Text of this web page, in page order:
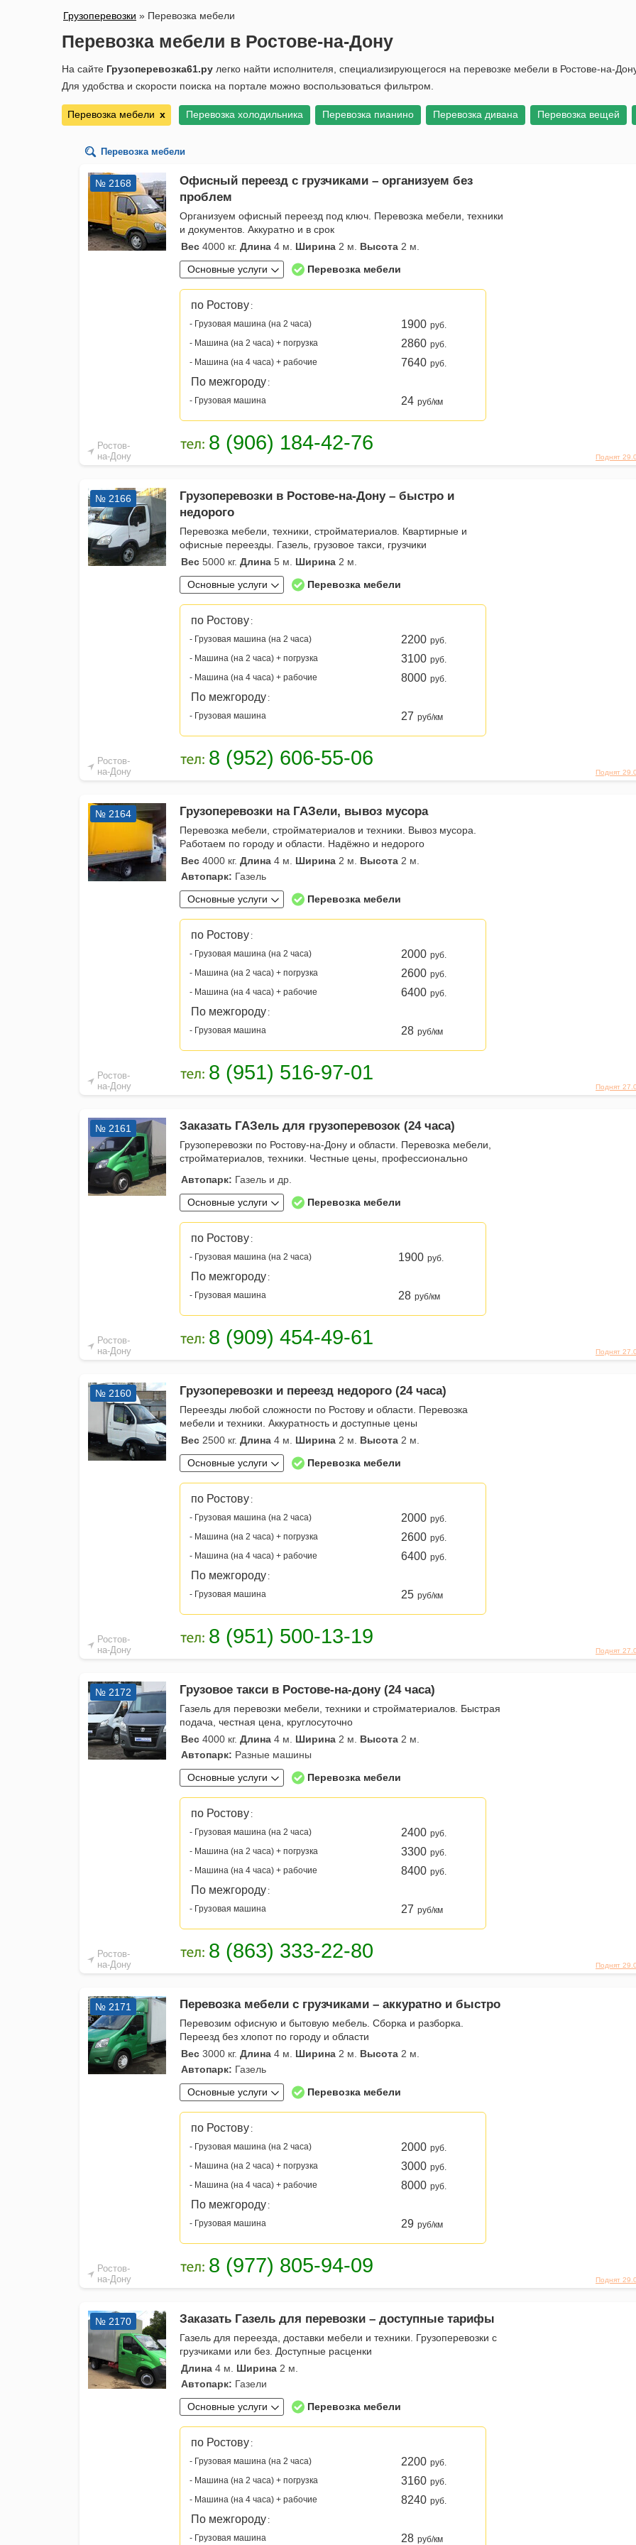
Грузоперевозки » Перевозка мебели
Перевозка мебели в Ростове-на-Дону
На сайте Грузоперевозка61.ру легко найти исполнителя, специализирующегося на перевозке мебели в Ростове-на-
Для удобства и скорости поиска на портале можно воспользоваться фильтром.
Перевозка мебели х Перевозка холодильника Перевозка пианино Перевозка дивана Перевозка вещей
Перевозка мебели
Ростов-
на-Дону
Поднят
№ 2168
Офисный переезд с грузчиками – организуем без
проблем
Организуем офисный переезд под ключ. Перевозка мебели, техники
и документов. Аккуратно и в срок
Вес 4000 кг. Длина 4 м. Ширина 2 м. Высота 2 м.
Основные услуги
Перевозка мебели
по Ростову :
- Грузовая машина (на 2 часа)
1900 руб.
- Машина (на 2 часа) + погрузка
2860 руб.
- Машина (на 4 часа) + рабочие
7640 руб.
По межгороду :
- Грузовая машина
24 руб/км
Ростов-
на-Дону
Поднят
№ 2166
Грузоперевозки в Ростове-на-Дону – быстро и
недорого
Перевозка мебели, техники, стройматериалов. Квартирные и
офисные переезды. Газель, грузовое такси, грузчики
Вес 5000 кг. Длина 5 м. Ширина 2 м.
Основные услуги
Перевозка мебели
по Ростову :
- Грузовая машина (на 2 часа)
2200 руб.
- Машина (на 2 часа) + погрузка
3100 руб.
- Машина (на 4 часа) + рабочие
8000 руб.
По межгороду :
- Грузовая машина
27 руб/км
Ростов-
на-Дону
Поднят
№ 2164 Грузоперевозки на ГАЗели, вывоз мусора
Перевозка мебели, стройматериалов и техники. Вывоз мусора.
Работаем по городу и области. Надёжно и недорого
Вес 4000 кг. Длина 4 м. Ширина 2 м. Высота 2 м.
Автопарк: Газель
Основные услуги
Перевозка мебели
по Ростову :
- Грузовая машина (на 2 часа)
2000 руб.
- Машина (на 2 часа) + погрузка
2600 руб.
- Машина (на 4 часа) + рабочие
6400 руб.
По межгороду :
- Грузовая машина
28 руб/км
Ростов-
на-Дону
Поднят
№ 2161 Заказать ГАЗель для грузоперевозок (24 часа)
Грузоперевозки по Ростову-на-Дону и области. Перевозка мебели,
стройматериалов, техники. Честные цены, профессионально
Автопарк: Газель и др.
Основные услуги
Перевозка мебели
по Ростову :
- Грузовая машина (на 2 часа)
1900 руб.
По межгороду :
- Грузовая машина
28 руб/км
Ростов-
на-Дону
Поднят
№ 2160 Грузоперевозки и переезд недорого (24 часа)
Переезды любой сложности по Ростову и области. Перевозка
мебели и техники. Аккуратность и доступные цены
Вес 2500 кг. Длина 4 м. Ширина 2 м. Высота 2 м.
Основные услуги
Перевозка мебели
по Ростову :
- Грузовая машина (на 2 часа)
2000 руб.
- Машина (на 2 часа) + погрузка
2600 руб.
- Машина (на 4 часа) + рабочие
6400 руб.
По межгороду :
- Грузовая машина
25 руб/км
Ростов-
на-Дону
Поднят
№ 2172 Грузовое такси в Ростове-на-дону (24 часа)
Газель для перевозки мебели, техники и стройматериалов. Быстрая
подача, честная цена, круглосуточно
Вес 4000 кг. Длина 4 м. Ширина 2 м. Высота 2 м.
Автопарк: Разные машины
Основные услуги
Перевозка мебели
по Ростову :
- Грузовая машина (на 2 часа)
2400 руб.
- Машина (на 2 часа) + погрузка
3300 руб.
- Машина (на 4 часа) + рабочие
8400 руб.
По межгороду :
- Грузовая машина
27 руб/км
Ростов-
на-Дону
Поднят
№ 2171 Перевозка мебели с грузчиками – аккуратно и быстро
Перевозим офисную и бытовую мебель. Сборка и разборка.
Переезд без хлопот по городу и области
Вес 3000 кг. Длина 4 м. Ширина 2 м. Высота 2 м.
Автопарк: Газель
Основные услуги
Перевозка мебели
по Ростову :
- Грузовая машина (на 2 часа)
2000 руб.
- Машина (на 2 часа) + погрузка
3000 руб.
- Машина (на 4 часа) + рабочие
8000 руб.
По межгороду :
- Грузовая машина
29 руб/км
№ 2170 Заказать Газель для перевозки – доступные тарифы
Газель для переезда, доставки мебели и техники. Грузоперевозки с
грузчиками или без. Доступные расценки
Длина 4 м. Ширина 2 м.
Автопарк: Газели
Основные услуги
Перевозка мебели
по Ростову :
- Грузовая машина (на 2 часа)
2200 руб.
- Машина (на 2 часа) + погрузка
3160 руб.
- Машина (на 4 часа) + рабочие
8240 руб.
По межгороду :
- Грузовая машина
28 руб/км